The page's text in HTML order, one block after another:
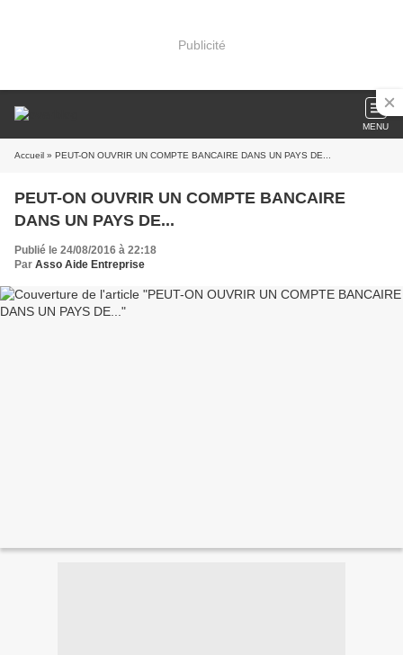
Publicité
MENU
Accueil » PEUT-ON OUVRIR UN COMPTE BANCAIRE DANS UN PAYS DE...
PEUT-ON OUVRIR UN COMPTE BANCAIRE
DANS UN PAYS DE...
Publié le 24/08/2016 à 22:18
Par Asso Aide Entreprise